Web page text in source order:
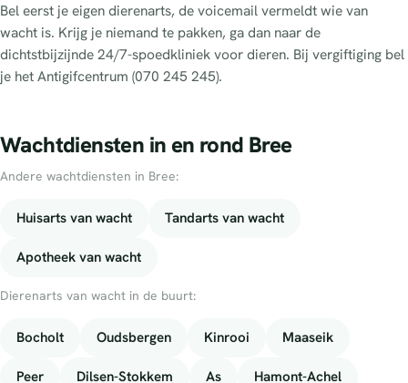
Bel eerst je eigen dierenarts, de voicemail vermeldt wie van
wacht is. Krijg je niemand te pakken, ga dan naar de
dichtstbijzijnde 24/7-spoedkliniek voor dieren. Bij vergiftiging bel
je het Antigifcentrum (070 245 245).
Wachtdiensten in en rond Bree
Andere wachtdiensten in Bree:
Huisarts van wacht Tandarts van wacht
Apotheek van wacht
Dierenarts van wacht in de buurt:
Bocholt Oudsbergen Kinrooi Maaseik
Peer Dilsen-Stokkem As Hamont-Achel